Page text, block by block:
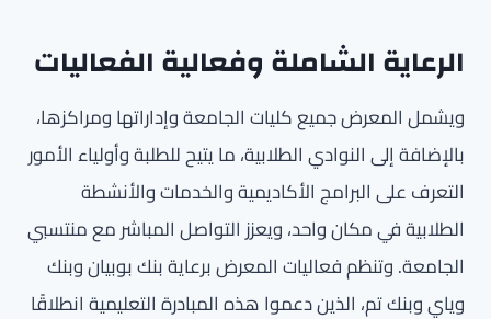
الرعاية الشاملة وفعالية الفعاليات
ويشمل المعرض جميع كليات الجامعة وإداراتها ومراكزها،
بالإضافة إلى النوادي الطلابية، ما يتيح للطلبة وأولياء الأمور
التعرف على البرامج الأكاديمية والخدمات والأنشطة
الطلابية في مكان واحد، ويعزز التواصل المباشر مع منتسبي
الجامعة. وتنظم فعاليات المعرض برعاية بنك بوبيان وبنك
وياي وبنك تم، الذين دعموا هذه المبادرة التعليمية انطلاقًا